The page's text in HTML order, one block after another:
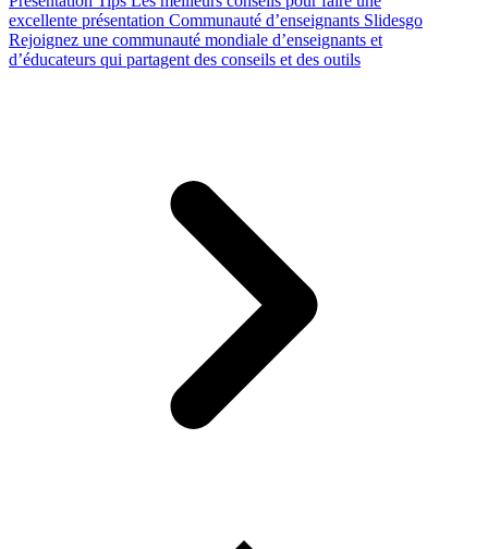
excellente présentation Communauté d’enseignants Slidesgo
Rejoignez une communauté mondiale d’enseignants et
d’éducateurs qui partagent des conseils et des outils